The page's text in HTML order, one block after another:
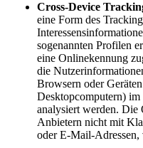
Cross-Device
eine Form des
sogenannten Profilen
eine Onlinekennung
die
Browsern oder
Desktopcomputern)
analysiert werden. Die
Anbietern nicht mit
oder E-Mail-Adressen,